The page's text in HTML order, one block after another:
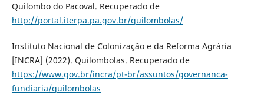
Quilombo do Pacoval. Recuperado de
http://portal.iterpa.pa.gov.br/quilombolas/
Instituto Nacional de Colonização e da Reforma Agrária
[INCRA] (2022). Quilombolas. Recuperado de
https://www.gov.br/incra/pt-br/assuntos/governanca-
fundiaria/quilombolas